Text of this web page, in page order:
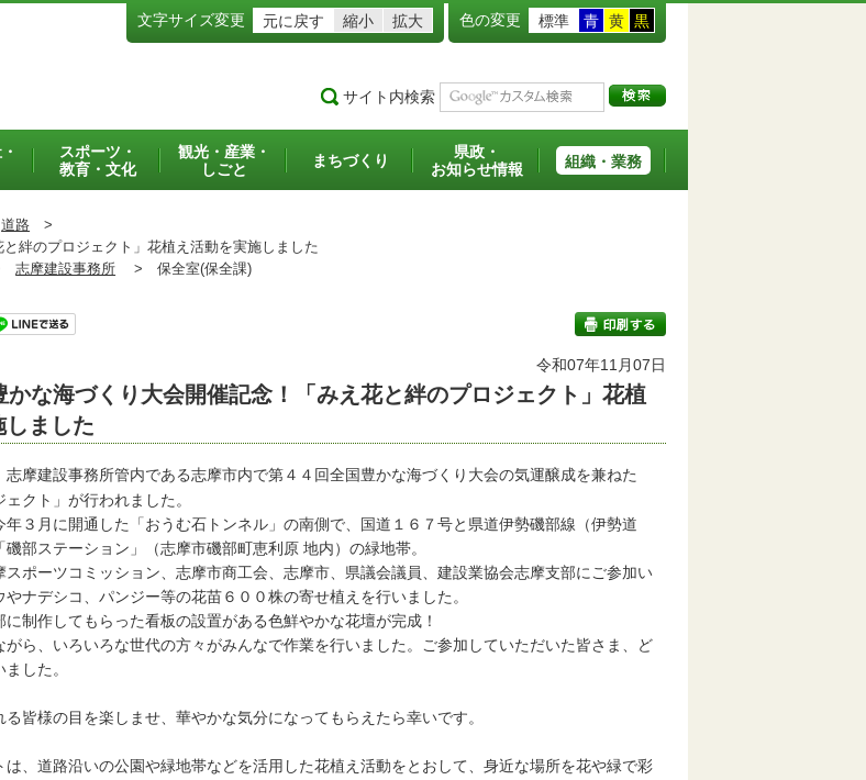
文字サイズ変更 元に戻す 縮小 拡大 色の変更 標準 青 黄 黒
サイト内検索
スポーツ・
教育・文化
観光・産業・
しごと
まちづくり
県政・
お知らせ情報
組織・業務
道路 >
絆のプロジェクト」花植え活動を実施しました
志摩建設事務所 > 保全室(保全課)
令和07年11月07日
かな海づくり大会開催記念！「みえ花と絆のプロジェクト」花植
しました
摩建設事務所管内である志摩市内で第４４回全国豊かな海づくり大会の気運醸成を兼ねた
ェクト」が行われました。
年３月に開通した「おうむ石トンネル」の南側で、国道１６７号と県道伊勢磯部線（伊勢道
部ステーション」（志摩市磯部町恵利原 地内）の緑地帯。
スポーツコミッション、志摩市商工会、志摩市、県議会議員、建設業協会志摩支部にご参加い
ナデシコ、パンジー等の花苗６００株の寄せ植えを行いました。
に制作してもらった看板の設置がある色鮮やかな花壇が完成！
がら、いろいろな世代の方々がみんなで作業を行いました。ご参加していただいた皆さま、ど
した。
皆様の目を楽しませ、華やかな気分になってもらえたら幸いです。
、道路沿いの公園や緑地帯などを活用した花植え活動をとおして、身近な場所を花や緑で彩